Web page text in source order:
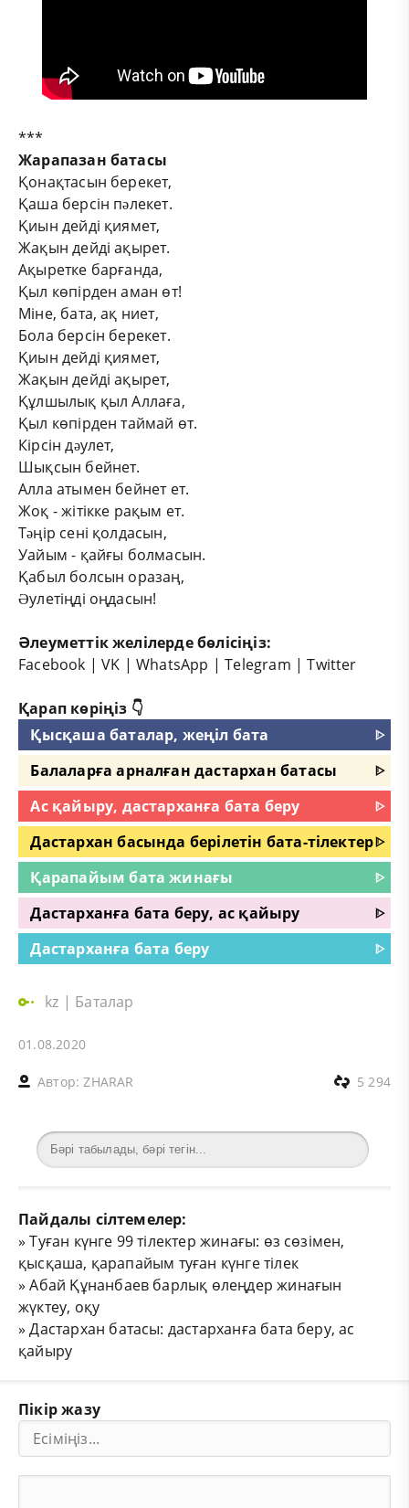
***
Жарапазан батасы
Қонақтасын берекет,
Қаша берсін пəлекет.
Қиын дейді қиямет,
Жақын дейді ақырет.
Ақыретке барғанда,
Қыл көпірден аман өт!
Міне, бата, ақ ниет,
Бола берсін берекет.
Қиын дейді қиямет,
Жақын дейді ақырет,
Құлшылық қыл Аллаға,
Қыл көпірден таймай өт.
Кірсін дəулет,
Шықсын бейнет.
Алла атымен бейнет ет.
Жоқ - жітікке рақым ет.
Тəңір сені қолдасын,
Уайым - қайғы болмасын.
Қабыл болсын оразаң,
Əулетіңді оңдасын!
Әлеуметтік желілерде бөлісіңіз:
Facebook |VK |WhatsApp |Telegram |Twitter
Қарап көріңіз 👇
Қысқаша баталар, жеңіл бата
ᐈ
Балаларға арналған дастархан батасы
ᐈ
Ас қайыру, дастарханға бата беру
ᐈ
Дастархан басында берілетін бата-тілектерᐈ
Қарапайым бата жинағы
ᐈ
Дастарханға бата беру, ас қайыру
ᐈ
Дастарханға бата беру
ᐈ
kz | Баталар
01.08.2020
Автор:ZHARAR 5 294
Пайдалы сілтемелер:
»Туған күнге 99 тілектер жинағы: өз сөзімен,
қысқаша, қарапайым туған күнге тілек
»Абай Құнанбаев барлық өлеңдер жинағын
жүктеу, оқу
»Дастархан батасы: дастарханға бата беру, ас
қайыру
Пікір жазу